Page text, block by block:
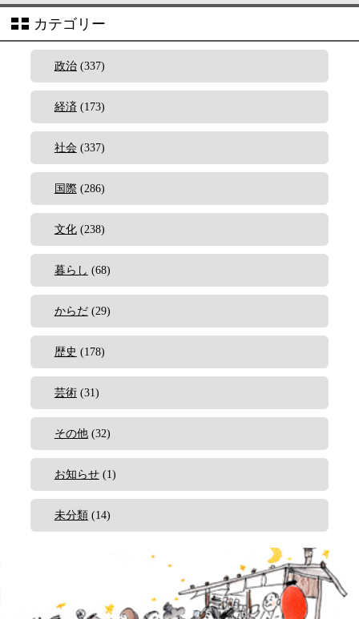
カテゴリー
政治(337)
経済(173)
社会(337)
国際 (286)
文化(238)
暮らし (68)
からだ(29)
歴史 (178)
芸術(31)
その他(32)
お知らせ(1)
未分類(14)